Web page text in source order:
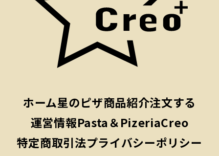
ホーム星のピザ商品紹介注文する
運営情報Pasta＆PizeriaCreo
特定商取引法プライバシーポリシー